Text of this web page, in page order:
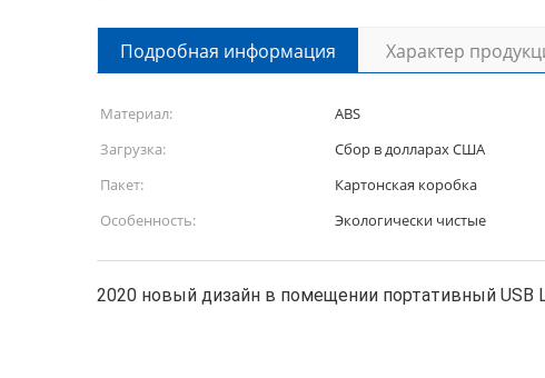
Подробная информация Характер
Материал: ABS
Загрузка:
Сбор в долларах США
Пакет:
Картонская коробка
Особенность:
Экологически чистые
2020 новый дизайн в помещении портативный USB